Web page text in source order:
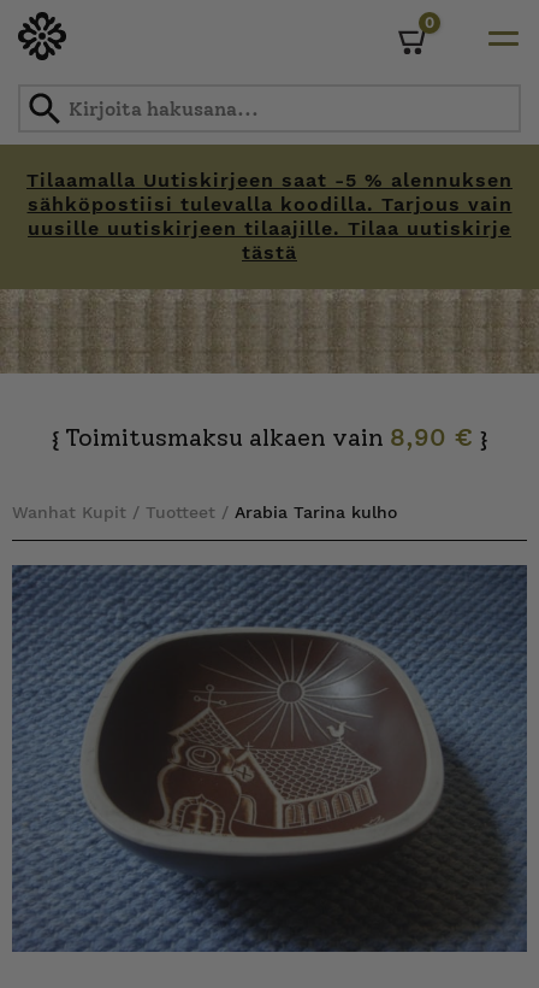
Tilaamalla Uutiskirjeen saat -5 % alennuksen
sähköpostiisi tulevalla koodilla. Tarjous vain
uusille uutiskirjeen tilaajille. Tilaa uutiskirje
tästä
0
{ Toimitusmaksu alkaen vain 8,90 € }
Wanhat Kupit / Tuotteet / Arabia Tarina kulho